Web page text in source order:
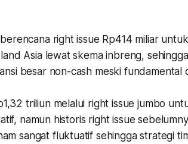
right issue Rp414 miliar untuk
Asia lewat skema inbreng, sehingga
besar non-cash meski fundamental
triliun melalui right issue jumbo
namun historis right issue
sangat fluktuatif sehingga strategi